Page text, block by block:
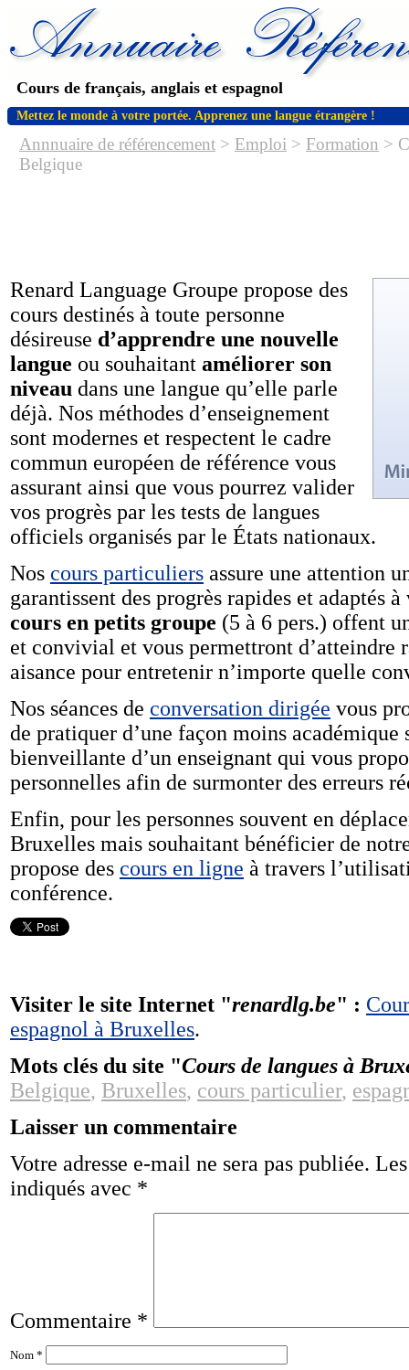
Cours de français, anglais et espagnol
Mettez le monde à votre portée. Apprenez une langue étrangère !
Annnuaire de référencement > Emploi > Formation >
Belgique
Renard Language Groupe propose des
cours destinés à toute personne
désireuse d’apprendre une nouvelle
langue ou souhaitant améliorer son
niveau dans une langue qu’elle parle
déjà. Nos méthodes d’enseignement
sont modernes et respectent le cadre
commun européen de référence vous
assurant ainsi que vous pourrez valider
vos progrès par les tests de langues
officiels organisés par le États nationaux.
Nos cours particuliers assure une attention
garantissent des progrès rapides et adaptés
cours en petits groupe (5 à 6 pers.) offent
et convivial et vous permettront d’atteindre
aisance pour entretenir n’importe quelle
Nos séances de conversation dirigée vous
de pratiquer d’une façon moins académique
bienveillante d’un enseignant qui vous
personnelles afin de surmonter des erreurs
Enfin, pour les personnes souvent en
Bruxelles mais souhaitant bénéficier de
propose des cours en ligne à travers
conférence.
Visiter le site Internet "renardlg.be" :
espagnol à Bruxelles.
Mots clés du site "Cours de langues à
Belgique, Bruxelles, cours particulier,
Laisser un commentaire
Votre adresse e-mail ne sera pas publiée.
indiqués avec *
Commentaire *
Nom *